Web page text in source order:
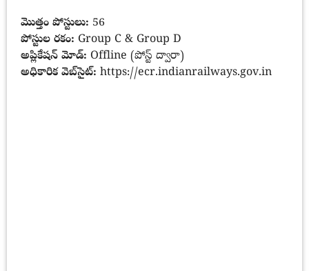
మొత్తం పోస్టులు: 56
పోస్టుల రకం: Group C & Group D
అప్లికేషన్ మోడ్: Offline (పోస్ట్ ద్వారా)
అధికారిక వెబ్‌సైట్: https://ecr.indianrailways.gov.in